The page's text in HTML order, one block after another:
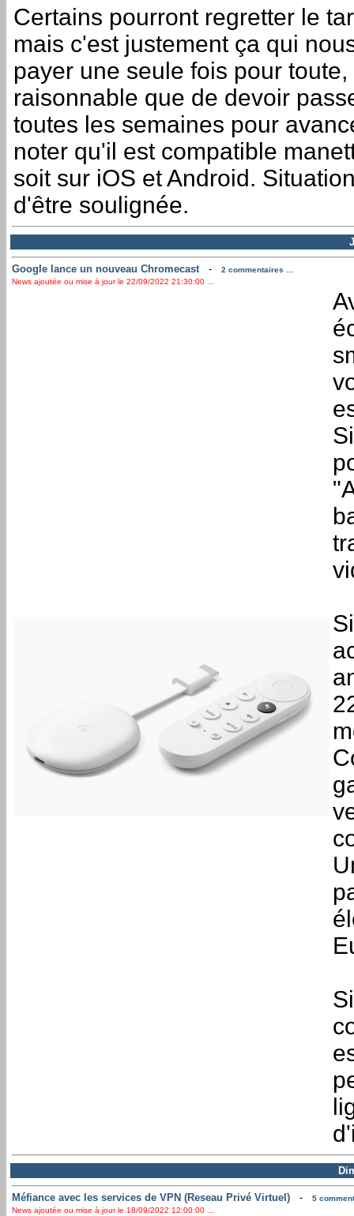
Certains pourront regretter le
mais c'est justement ça qui
payer une seule fois pour
raisonnable que de devoir
toutes les semaines pour
noter qu'il est compatible
soit sur iOS et Android.
d'être soulignée.
Google lance un nouveau Chromecast-
2 commentaires ...
News ajoutée ou mise à jour le 22/09/2022 21:30:00 ...
Méfiance avec les services de VPN (Reseau Privé Virtuel) -
5
News ajoutée ou mise à jour le 18/09/2022 12:00:00 ...